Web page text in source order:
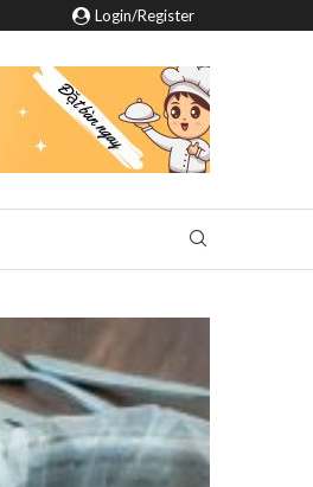
Login/Register